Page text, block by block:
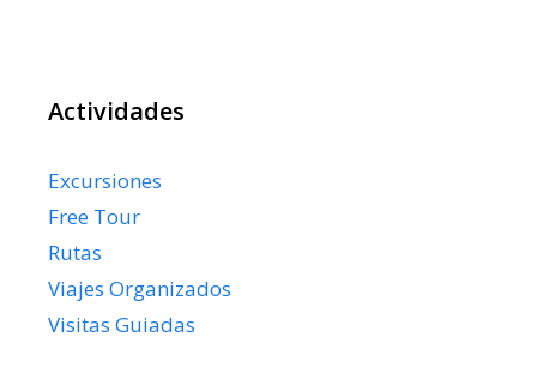
Actividades
Excursiones
Free Tour
Rutas
Viajes Organizados
Visitas Guiadas